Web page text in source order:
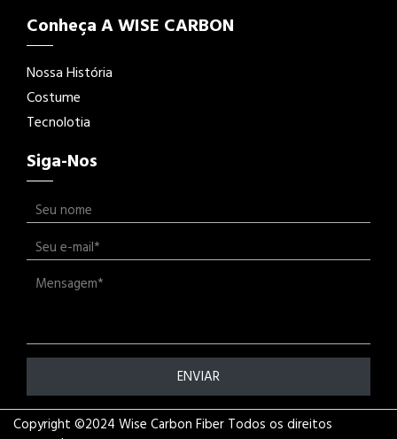
Conheça A WISE CARBON
Nossa História
Costume
Tecnolotia
Siga-Nos
ENVIAR
Copyright ©2024 Wise Carbon Fiber Todos os direitos